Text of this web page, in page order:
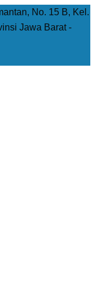
No. 15 B, Kel.
Jawa Barat -